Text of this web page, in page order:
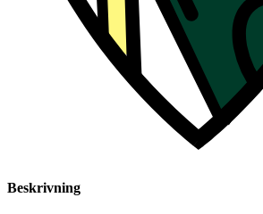
Beskrivning